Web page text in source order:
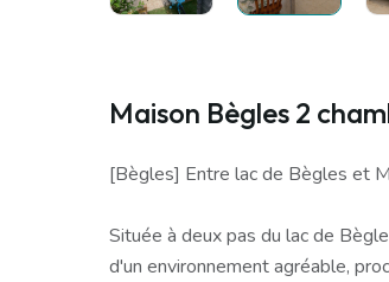
Maison Bègles 2
[Bègles] Entre lac de Bègles et
Située à deux pas du lac de
d'un environnement agréable,